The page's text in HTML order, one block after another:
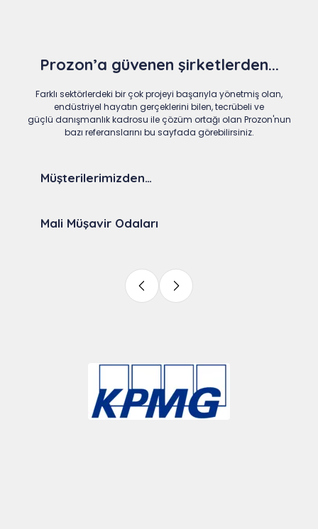
Prozon’a güvenen şirketlerden...
Farklı sektörlerdeki bir çok projeyi başarıyla yönetmiş olan,
endüstriyel hayatın gerçeklerini bilen, tecrübeli ve
güçlü danışmanlık kadrosu ile çözüm ortağı olan Prozon'nun
bazı referanslarını bu sayfada görebilirsiniz.
Müşterilerimizden…
Mali Müşavir Odaları